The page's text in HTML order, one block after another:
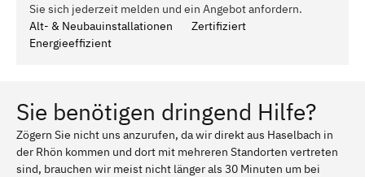
Sie sich jederzeit melden und ein Angebot anfordern.
Alt- & Neubauinstallationen
Zertifiziert
Energieeffizient
Sie benötigen dringend Hilfe?
Zögern Sie nicht uns anzurufen, da wir direkt aus Haselbach in
der Rhön kommen und dort mit mehreren Standorten vertreten
sind, brauchen wir meist nicht länger als 30 Minuten um bei